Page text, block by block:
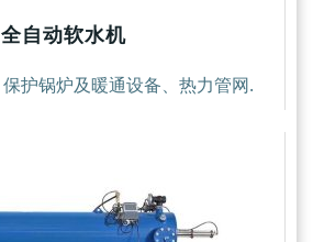
全自动软水机
保护锅炉及暖通设备、热力管网.